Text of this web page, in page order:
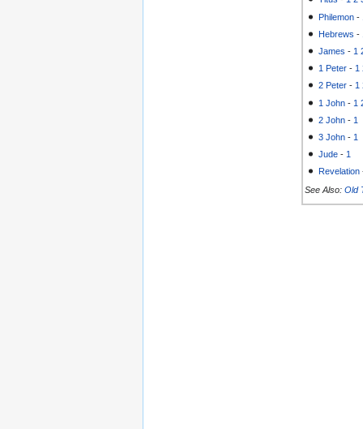
Philemon -
Hebrews -
James - 1
1 Peter - 1
2 Peter - 1
1 John - 1
2 John - 1
3 John - 1
Jude - 1
Revelation
See Also: Old